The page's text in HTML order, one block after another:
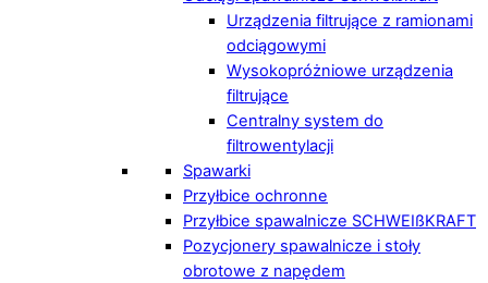
Urządzenia filtrujące z ramionami
odciągowymi
Wysokopróżniowe urządzenia
filtrujące
Centralny system do
filtrowentylacji
Spawarki
Przyłbice ochronne
Przyłbice spawalnicze SCHWEIßKRAFT
Pozycjonery spawalnicze i stoły
obrotowe z napędem